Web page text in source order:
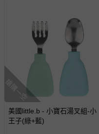
搶購一空
美國little.b - 小寶石湯叉組-小
王子(綠+藍)